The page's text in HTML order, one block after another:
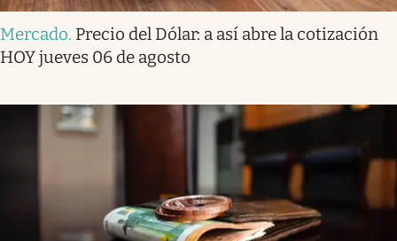
Mercado. Precio del Dólar: a así abre la cotización
HOY jueves 06 de agosto